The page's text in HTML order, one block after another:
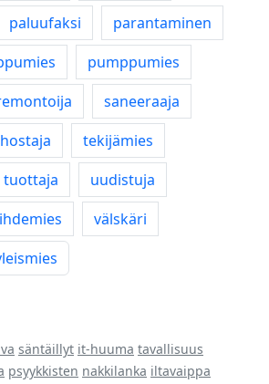
paluufaksi
parantaminen
pumppumies
saneeraaja
tekijämies
tuottaja
uudistuja
välskäri
säntäillyt it-huuma tavallisuus
psyykkisten nakkilanka iltavaippa